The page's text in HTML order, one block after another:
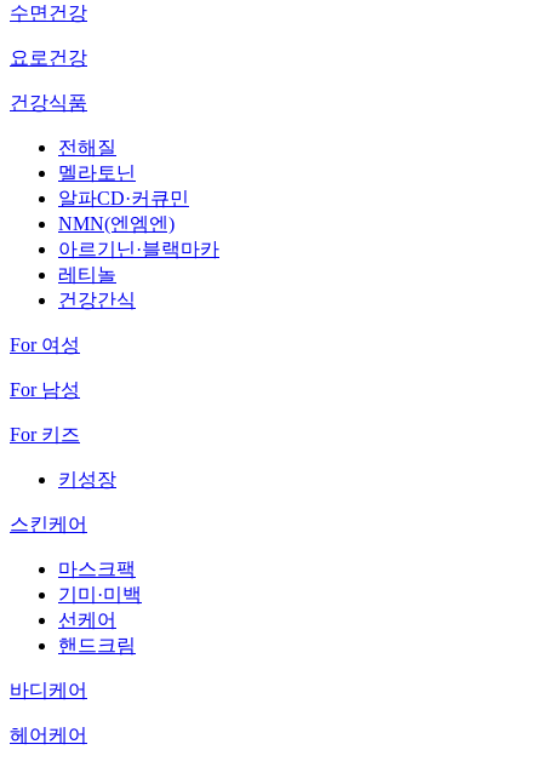
수면건강
요로건강
건강식품
전해질
멜라토닌
알파CD·커큐민
NMN(엔엠엔)
아르기닌·블랙마카
레티놀
건강간식
For 여성
For 남성
For 키즈
키성장
스킨케어
마스크팩
기미·미백
선케어
핸드크림
바디케어
헤어케어